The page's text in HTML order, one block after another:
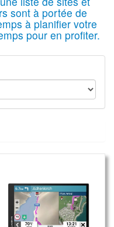
sont à portée de
à planifier votre
pour en profiter.